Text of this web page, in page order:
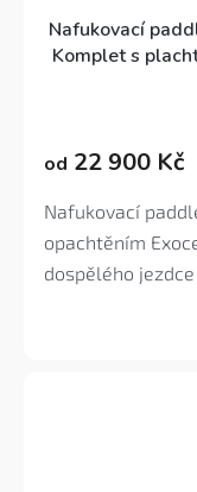
Nafukovací
Komplet s
je
z
hvězdiček.
od 22 900 Kč
Nafukovací
opachtěním
dospělého
lehká, takže ji
také ženy.
začátečníky a